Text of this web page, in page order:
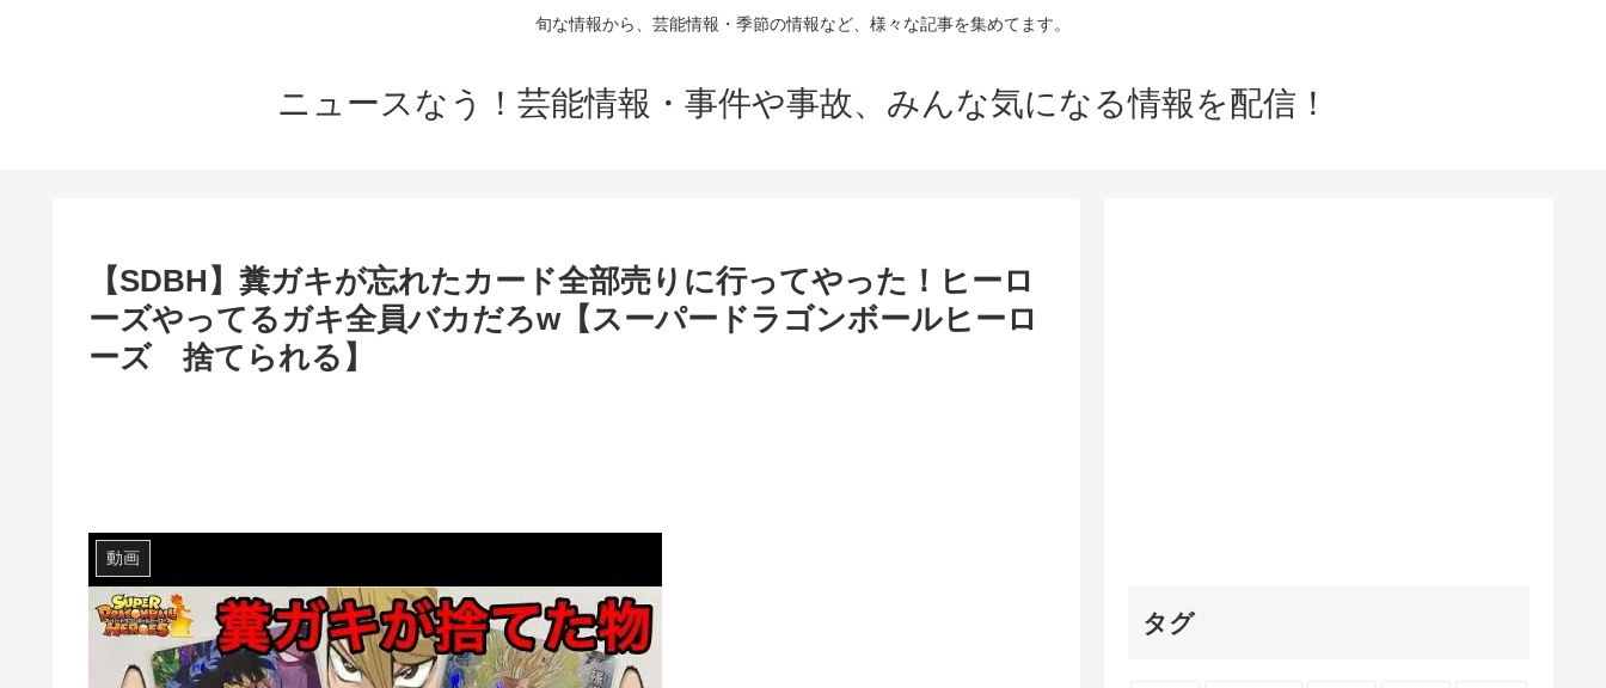
旬な情報から、芸能情報・季節の情報など、様々な記事を集めてます。
ニュースなう！芸能情報・事件や事故、みんな気になる情報を配信！
【SDBH】糞ガキが忘れたカード全部売りに行ってやった！ヒーロ
ーズやってるガキ全員バカだろw【スーパードラゴンボールヒーロ
ーズ 捨てられる】
動画
タグ